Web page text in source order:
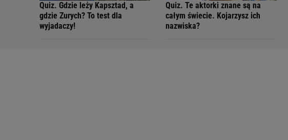
Quiz. Gdzie leży Kapsztad, a
gdzie Zurych? To test dla
wyjadaczy!
Quiz. Te aktorki znane są na
całym świecie. Kojarzysz ich
nazwiska?